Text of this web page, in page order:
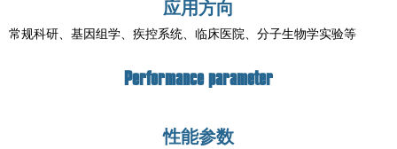
应用方向
常规科研、基因组学、疾控系统、临床医院、分子生物学实验等
Performance parameter
性能参数